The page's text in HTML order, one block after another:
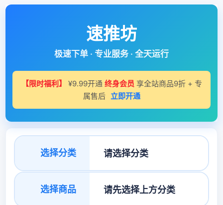
速推坊
极速下单 · 专业服务 · 全天运行
【限时福利】 ¥9.99开通 终身会员 享全站商品9折 + 专
属售后 立即开通
选择分类
选择商品